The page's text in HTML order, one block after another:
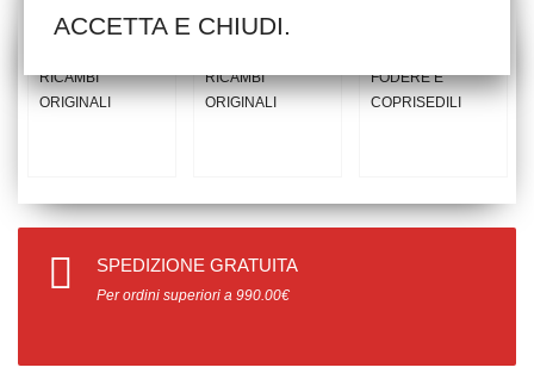
SPEDIZIONE GRATUITA
Per ordini superiori a 990.00€
ACCETTA E CHIUDI.